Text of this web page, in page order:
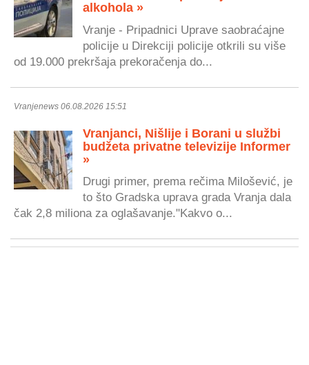
alkohola »
Vranje - Pripadnici Uprave saobraćajne
policije u Direkciji policije otkrili su više
od 19.000 prekršaja prekoračenja do...
Vranjenews 06.08.2026 15:51
Vranjanci, Nišlije i Borani u službi
budžeta privatne televizije Informer
»
Drugi primer, prema rečima Milošević, je
to što Gradska uprava grada Vranja dala
čak 2,8 miliona za oglašavanje."Kakvo o...